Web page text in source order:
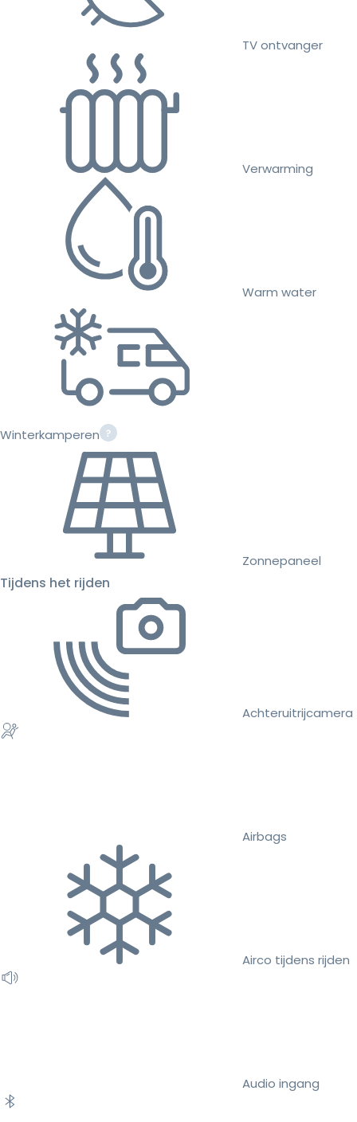
TV ontvanger
Verwarming
Warm water
Winterkamperen
Zonnepaneel
Tijdens het rijden
Achteruitrijcamera
Airbags
Airco tijdens rijden
Audio ingang